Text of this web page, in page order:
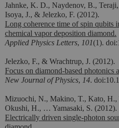
Jahnke, K. D., Naydenov, B.,
Isoya, J., & Jelezko, F. (2012).
Long coherence time of spin qubits
chemical vapor deposition diamond.
Applied Physics Letters, 101(1).
Jelezko, F., & Wrachtrup, J. (2012).
Focus on diamond-based photonics
New Journal of Physics, 14.
Mizuochi, N., Makino, T., Kato, H.,
Okushi, H., … Yamasaki, S. (2012).
Electrically driven single-photon